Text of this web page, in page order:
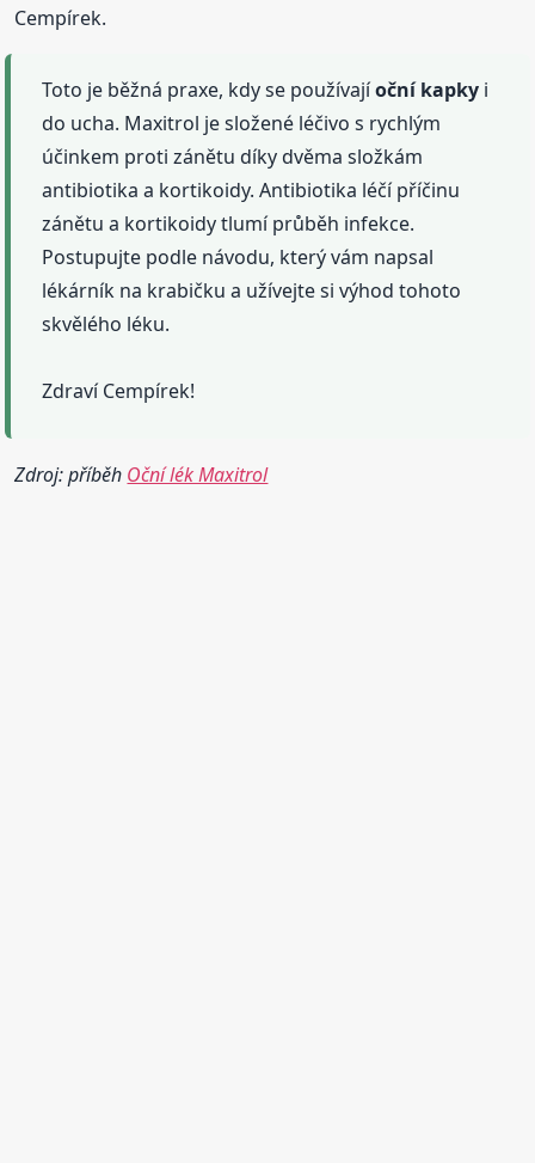
Cempírek.
Toto je běžná praxe, kdy se používajíoční kapky i
do ucha. Maxitrol je složené léčivo s rychlým
účinkem proti zánětu díky dvěma složkám
antibiotika a kortikoidy. Antibiotika léčí příčinu
zánětu a kortikoidy tlumí průběh infekce.
Postupujte podle návodu, který vám napsal
lékárník na krabičku a užívejte si výhod tohoto
skvělého léku.
Zdraví Cempírek!
Zdroj: příběh Oční lék Maxitrol